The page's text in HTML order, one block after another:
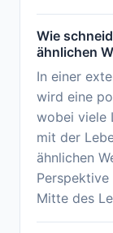
Wie
ähnlichen
In einer
wird eine
wobei viele
mit der
ähnlichen
Mitte des